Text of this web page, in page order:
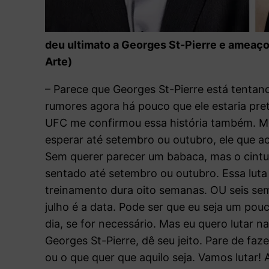
deu ultimato a Georges St-Pierre e
Arte)
– Parece que Georges St-Pierre está
rumores agora há pouco que ele estaria
UFC me confirmou essa história também.
esperar até setembro ou outubro, ele que
Sem querer parecer um babaca, mas o
sentado até setembro ou outubro. Essa
treinamento dura oito semanas. OU seis
julho é a data. Pode ser que eu seja um
dia, se for necessário. Mas eu quero lutar
Georges St-Pierre, dê seu jeito. Pare de
ou o que quer que aquilo seja. Vamos lutar!